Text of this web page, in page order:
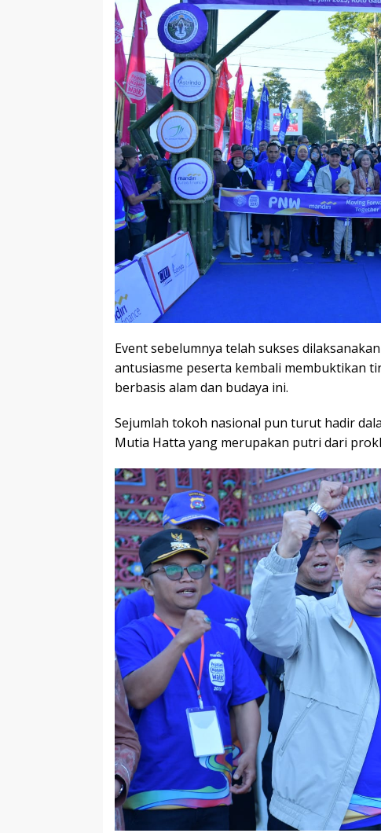
Event sebelumnya telah sukses
antusiasme peserta kembali membuktikan
berbasis alam dan budaya ini.
Sejumlah tokoh nasional pun turut hadir
Mutia Hatta yang merupakan putri dari